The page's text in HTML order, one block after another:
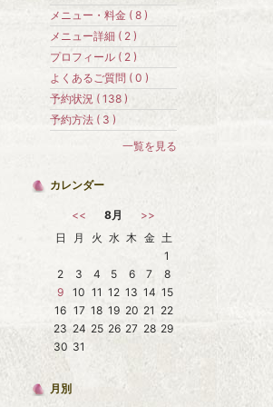
メニュー・料金 ( 8 )
メニュー詳細 ( 2 )
プロフィール ( 2 )
よくあるご質問 ( 0 )
予約状況 ( 138 )
予約方法 ( 3 )
一覧を見る
カレンダー
<< 8月
>>
日
月 火 水 木 金 土
1
2
3 4 5 6 7
8
9
10 11 12 13 14 15
16 17 18 19 20 21 22
23 24 25 26 27 28 29
30 31
月別